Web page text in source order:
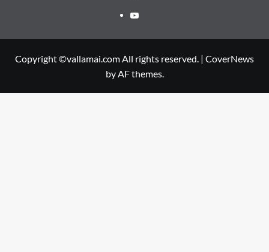
Youtube
Copyright ©vallamai.com All rights reserved. | CoverNews
by AF themes.